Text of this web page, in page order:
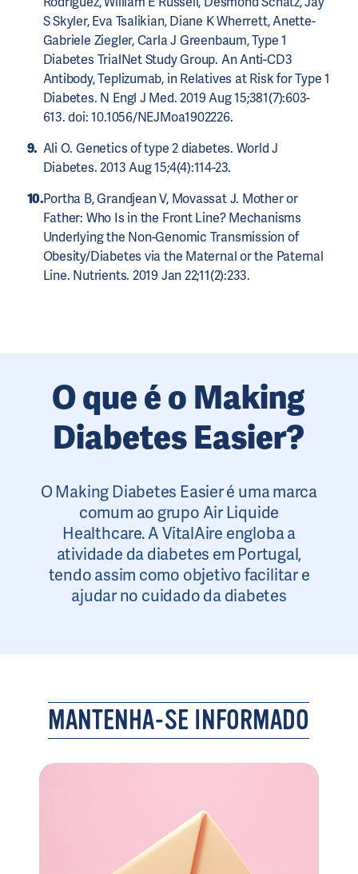
S Skyler, Eva Tsalikian, Diane K Wherrett, Anette-
Gabriele Ziegler, Carla J Greenbaum, Type 1
Diabetes TrialNet Study Group. An Anti-CD3
Antibody, Teplizumab, in Relatives at Risk for Type 1
Diabetes. N Engl J Med. 2019 Aug 15;381(7):603-
613. doi: 10.1056/NEJMoa1902226.
Ali O. Genetics of type 2 diabetes. World J
Diabetes. 2013 Aug 15;4(4):114-23.
Portha B, Grandjean V, Movassat J. Mother or
Father: Who Is in the Front Line? Mechanisms
Underlying the Non-Genomic Transmission of
Obesity/Diabetes via the Maternal or the Paternal
Line. Nutrients. 2019 Jan 22;11(2):233.
O que é o Making
Diabetes Easier?
O Making Diabetes Easier é uma marca
comum ao grupo Air Liquide
Healthcare. A VitalAire engloba a
atividade da diabetes em Portugal,
tendo assim como objetivo facilitar e
ajudar no cuidado da diabetes
MANTENHA-SE INFORMADO